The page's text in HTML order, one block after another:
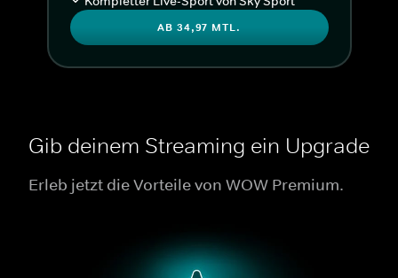
AB 34,97 MTL.
Gib deinem Streaming ein Upgrade
Erleb jetzt die Vorteile von WOW Premium.